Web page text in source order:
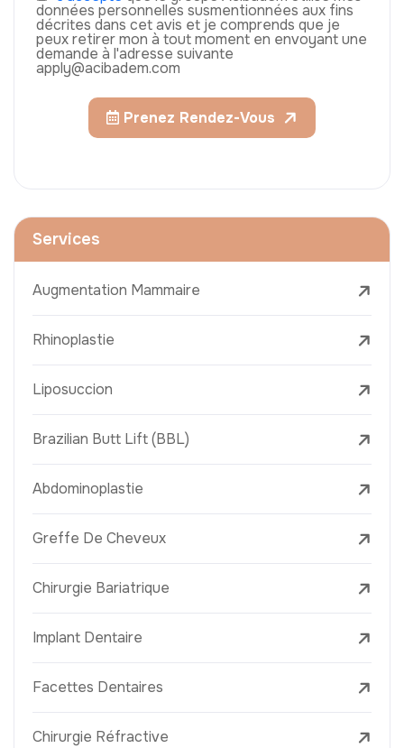
données personnelles susmentionnées aux fins
décrites dans cet avis et je comprends que je
peux retirer mon à tout moment en envoyant une
demande à l'adresse suivante
apply@acibadem.com
Prenez Rendez-Vous
Services
Augmentation Mammaire
Rhinoplastie
Liposuccion
Brazilian Butt Lift (BBL)
Abdominoplastie
Greffe De Cheveux
Chirurgie Bariatrique
Implant Dentaire
Facettes Dentaires
Chirurgie Réfractive